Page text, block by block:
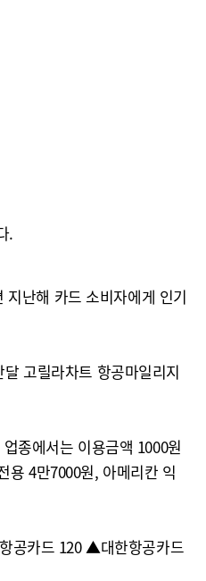
.
난해 카드 소비자에게 인기
고릴라차트 항공마일리지
종에서는 이용금액 1000원
용 4만7000원, 아메리칸 익
공카드 120 ▲대한항공카드